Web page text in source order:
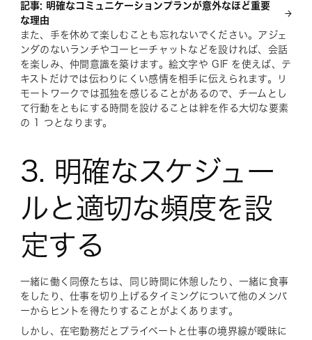
記事: 明確なコミュニケーションプランが意外なほど重要
な理由
また、手を休めて楽しむことも忘れないでください。アジェ
ンダのないランチやコーヒーチャットなどを設ければ、会話
を楽しみ、仲間意識を築けます。絵文字や GIF を使えば、テ
キストだけでは伝わりにくい感情を相手に伝えられます。リ
モートワークでは孤独を感じることがあるので、チームとし
て行動をともにする時間を設けることは絆を作る大切な要素
の 1 つとなります。
3. 明確なスケジュー
ルと適切な頻度を設
定する
一緒に働く同僚たちは、同じ時間に休憩したり、一緒に食事
をしたり、仕事を切り上げるタイミングについて他のメンバ
ーからヒントを得たりすることがよくあります。
しかし、在宅勤務だとプライベートと仕事の境界線が曖昧に